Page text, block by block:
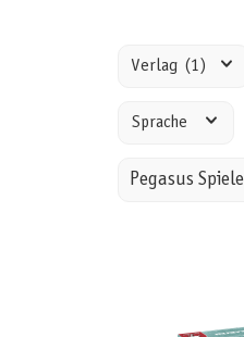
Verlag (1)
Sprache
Pegasus Spiele